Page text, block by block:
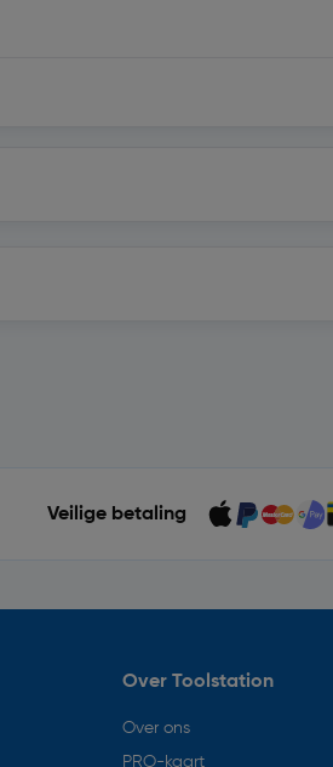
Veilige betaling
Over Toolstation
Over ons
PRO-kaart